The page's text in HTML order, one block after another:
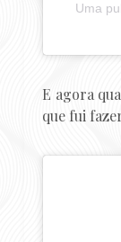
E agora
que fui